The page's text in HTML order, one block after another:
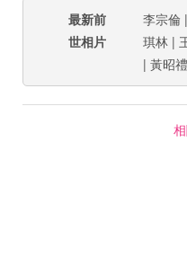
最新前
世相片
李宗倫
琪林 |
| 黃昭禮